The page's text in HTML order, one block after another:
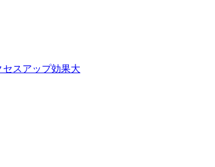
プ効果大